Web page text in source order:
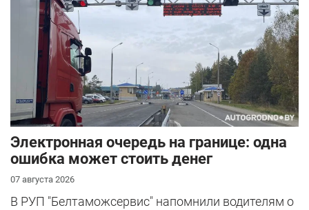
Электронная очередь на границе: одна
ошибка может стоить денег
07 августа 2026
В РУП "Белтаможсервис" напомнили водителям о